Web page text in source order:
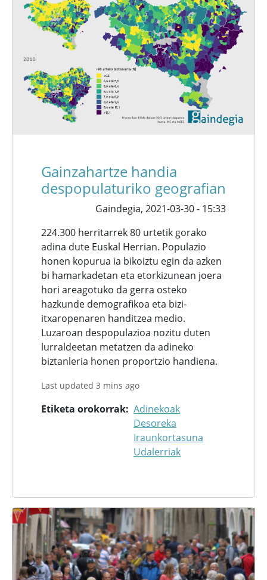
Gainzahartze handia
despopulaturiko geografian
Gaindegia, 2021-03-30 - 15:33
224.300 herritarrek 80 urtetik gorako
adina dute Euskal Herrian. Populazio
honen kopurua ia bikoiztu egin da azken
bi hamarkadetan eta etorkizunean joera
hori areagotuko da gerra osteko
hazkunde demografikoa eta bizi-
itxaropenaren handitzea medio.
Luzaroan despopulazioa nozitu duten
lurraldeetan metatzen da adineko
biztanleria honen proportzio handiena.
Last updated 3 mins ago
Etiketa orokorrak Adinekoak
Desoreka
Iraunkortasuna
Udalerriak